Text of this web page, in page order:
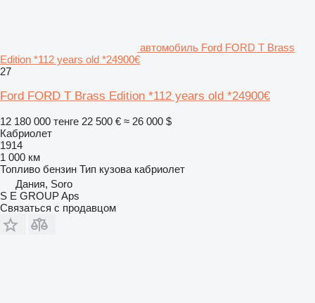
автомобиль Ford FORD T Brass
Edition *112 years old *24900€
27
Ford FORD T Brass Edition *112 years old *24900€
12 180 000 тенге 22 500 € ≈ 26 000 $
Кабриолет
1914
1 000 км
Топливо бензин Тип кузова кабриолет
Дания, Soro
S E GROUP Aps
Связаться с продавцом